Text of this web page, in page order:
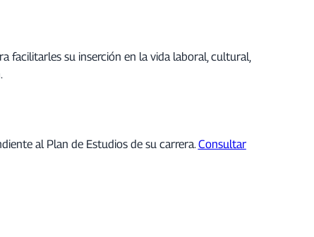
facilitarles su inserción en la vida laboral, cultural,
al Plan de Estudios de su carrera. Consultar